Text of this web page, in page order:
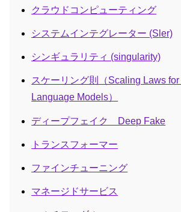
クラウドコンピューティング
システムインテグレーター (Sler)
シンギュラリティ (singularity)
スケーリング則（Scaling Laws for
Language Models）
ディープフェイク Deep Fake
トランスフォーマー
ファインチューニング
マネージドサービス